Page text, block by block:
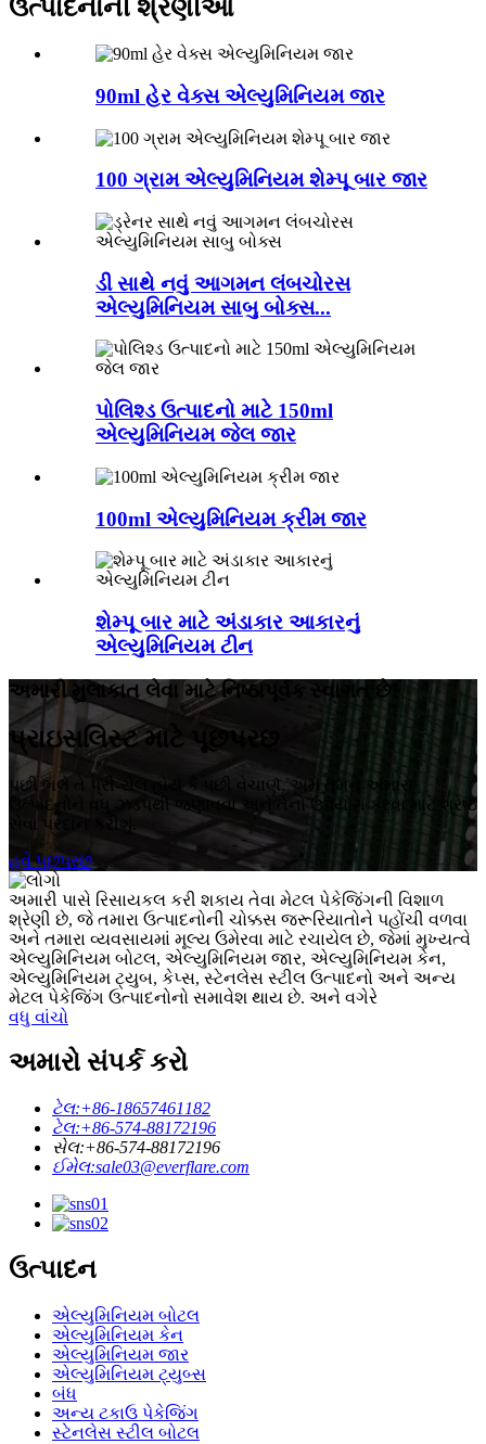
ઉત્પાદનોની શ્રેણીઓ
90ml હેર વેક્સ એલ્યુમિનિયમ જાર
100 ગ્રામ એલ્યુમિનિયમ શેમ્પૂ બાર જાર
ડી સાથે નવું આગમન લંબચોરસ
એલ્યુમિનિયમ સાબુ બોક્સ...
પોલિશ્ડ ઉત્પાદનો માટે 150ml
એલ્યુમિનિયમ જેલ જાર
100ml એલ્યુમિનિયમ ક્રીમ જાર
શેમ્પૂ બાર માટે અંડાકાર આકારનું
એલ્યુમિનિયમ ટીન
અમારી મુલાકાત લેવા માટે નિષ્ઠાપૂર્વક સ્વાગત છે!
પ્રાઇસલિસ્ટ માટે પૂછપરછ
પછી ભલે તે પ્રી-સેલ હોય કે પછી વેચાણ, અમે તમને અમારા
ઉત્પાદનોને વધુ ઝડપથી જણાવવા અને તેનો ઉપયોગ કરવા માટે શ્રેષ્ઠ
સેવા પ્રદાન કરીશું.
હવે પૂછપરછ
અમારી પાસે રિસાયકલ કરી શકાય તેવા મેટલ પેકેજિંગની વિશાળ
શ્રેણી છે, જે તમારા ઉત્પાદનોની ચોક્કસ જરૂરિયાતોને પહોંચી વળવા
અને તમારા વ્યવસાયમાં મૂલ્ય ઉમેરવા માટે રચાયેલ છે, જેમાં મુખ્યત્વે
એલ્યુમિનિયમ બોટલ, એલ્યુમિનિયમ જાર, એલ્યુમિનિયમ કેન,
એલ્યુમિનિયમ ટ્યુબ, કેપ્સ, સ્ટેનલેસ સ્ટીલ ઉત્પાદનો અને અન્ય
મેટલ પેકેજિંગ ઉત્પાદનોનો સમાવેશ થાય છે. અને વગેરે
વધુ વાંચો
અમારો સંપર્ક કરો
ટેલ:+86-18657461182
ટેલ:+86-574-88172196
સેલ:+86-574-88172196
ઈમેલ:sale03@everflare.com
ઉત્પાદન
એલ્યુમિનિયમ બોટલ
એલ્યુમિનિયમ કેન
એલ્યુમિનિયમ જાર
એલ્યુમિનિયમ ટ્યુબ્સ
બંધ
અન્ય ટકાઉ પેકેજિંગ
સ્ટેનલેસ સ્ટીલ બોટલ